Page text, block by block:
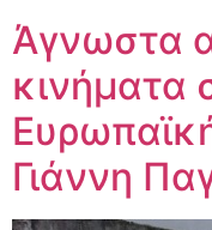
Άγνωστα
κινήματα
Γιάννη